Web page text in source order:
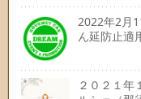
2022年2月
ん延防止適
２０２１年